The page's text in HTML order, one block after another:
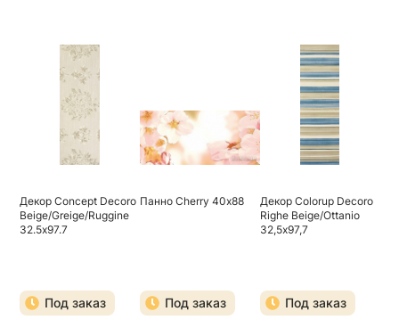
Декор Concept Decoro
Beige/Greige/Ruggine
32.5х97.7
Под заказ
Панно Cherry 40х88
Под заказ
Декор Colorup Decoro
Righe Beige/Ottanio
32,5х97,7
Под заказ